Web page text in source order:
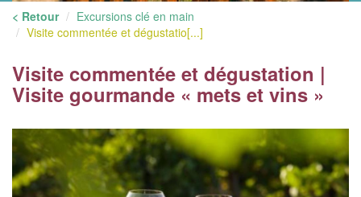
< Retour
Excursions clé en main
Visite commentée et dégustatio[...]
Visite commentée et dégustation |
Visite gourmande « mets et vins »